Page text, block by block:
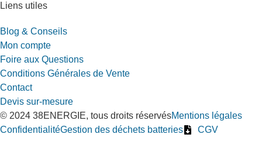
Liens utiles
Blog & Conseils
Mon compte
Foire aux Questions
Conditions Générales de Vente
Contact
Devis sur-mesure
© 2024 38ENERGIE, tous droits réservésMentions légales
ConfidentialitéGestion des déchets batteries CGV